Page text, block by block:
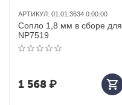
АРТИКУЛ: 01.01.3634 0:00:00
Сопло 1,8 мм в сборе для
NP7519
1 568₽